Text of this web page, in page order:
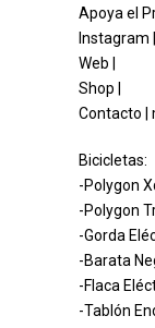
Apoya el
Instagram
Web |
Shop |
Contacto |
Bicicletas:
-Polygon
-Polygon
-Gorda
-Barata
-Flaca
-Tablón